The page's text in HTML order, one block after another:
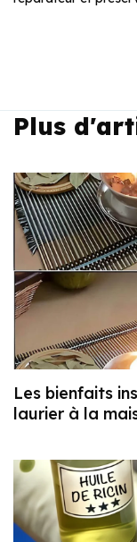
Plus
Les bienfaits
laurier à la